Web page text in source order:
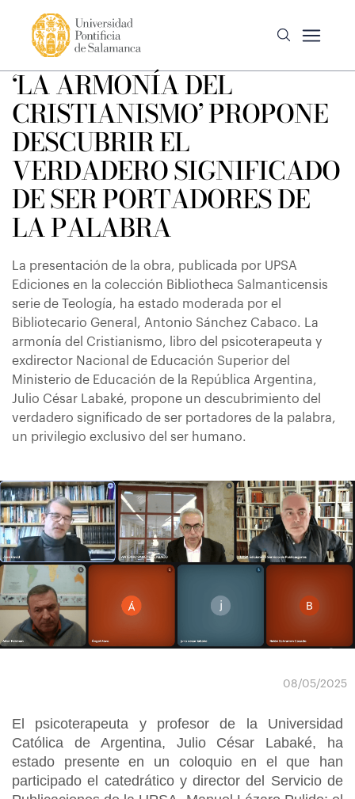
‘LA ARMONÍA DEL
CRISTIANISMO’ PROPONE
DESCUBRIR EL
VERDADERO SIGNIFICADO
DE SER PORTADORES DE
LA PALABRA
La presentación de la obra, publicada por UPSA
Ediciones en la colección Bibliotheca Salmanticensis
serie de Teología, ha estado moderada por el
Bibliotecario General, Antonio Sánchez Cabaco. La
armonía del Cristianismo, libro del psicoterapeuta y
exdirector Nacional de Educación Superior del
Ministerio de Educación de la República Argentina,
Julio César Labaké, propone un descubrimiento del
verdadero significado de ser portadores de la palabra,
un privilegio exclusivo del ser humano.
08/05/2025
El psicoterapeuta y profesor de la Universidad
Católica de Argentina, Julio César Labaké, ha
estado presente en un coloquio en el que han
participado el catedrático y director del Servicio de